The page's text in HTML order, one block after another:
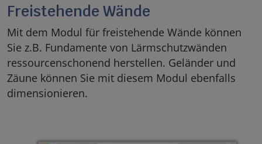
Freistehende Wände
Mit dem Modul für freistehende Wände können
Sie z.B. Fundamente von Lärmschutzwänden
ressourcenschonend herstellen. Geländer und
Zäune können Sie mit diesem Modul ebenfalls
dimensionieren.